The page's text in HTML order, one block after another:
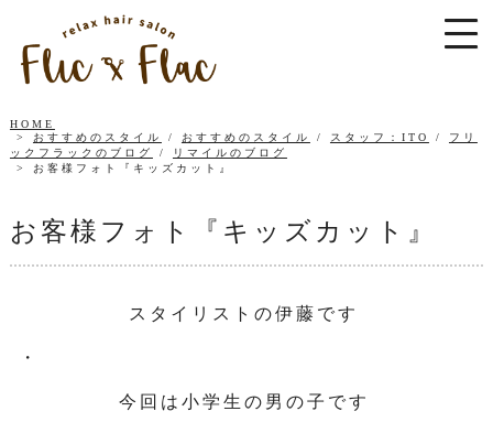
HOME
おすすめのスタイル
/ おすすめのスタイル / スタッフ：ITO / フリ
ックフラックのブログ
/
リマイルのブログ
お客様フォト『キッズカット』
お客様フォト『キッズカット』
スタイリストの伊藤です
・
今回は小学生の男の子です